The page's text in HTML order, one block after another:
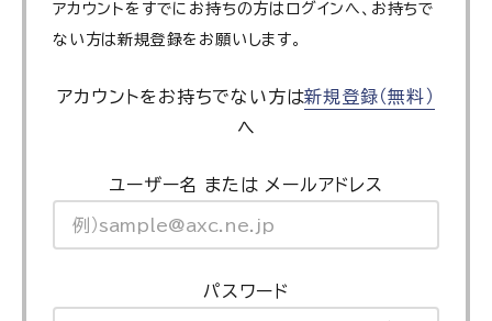
アカウントをすでにお持ちの方はログインへ、お持ちで
ない方は新規登録をお願いします。
アカウントをお持ちでない方は新規登録（無料）
へ
ユーザー名 または メールアドレス
パスワード